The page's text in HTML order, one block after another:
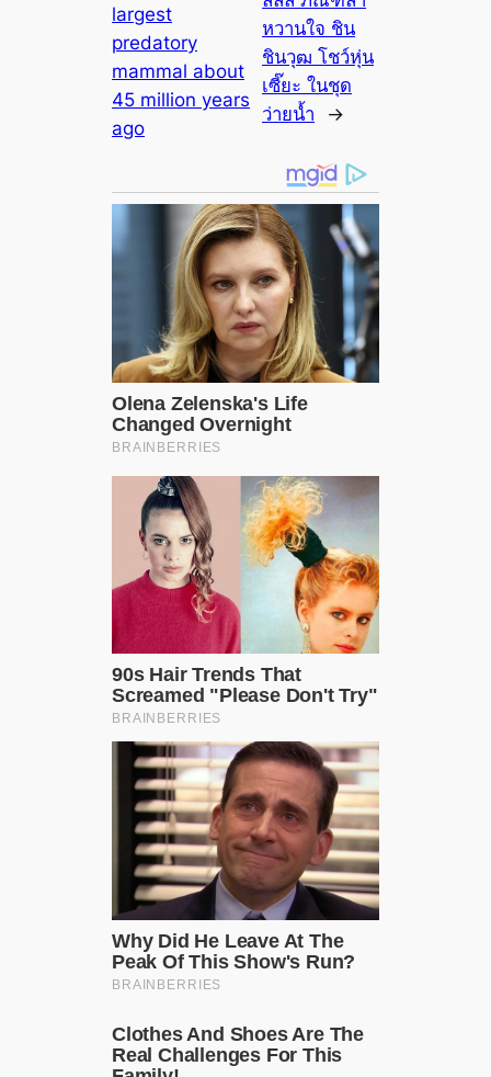
largest
predatory
mammal about
45 million years
ago
หวานใจ ชิน
ชินวุฒ โชว์หุ่น
เซี๊ยะ ในชุด
ว่ายน้ำ
→